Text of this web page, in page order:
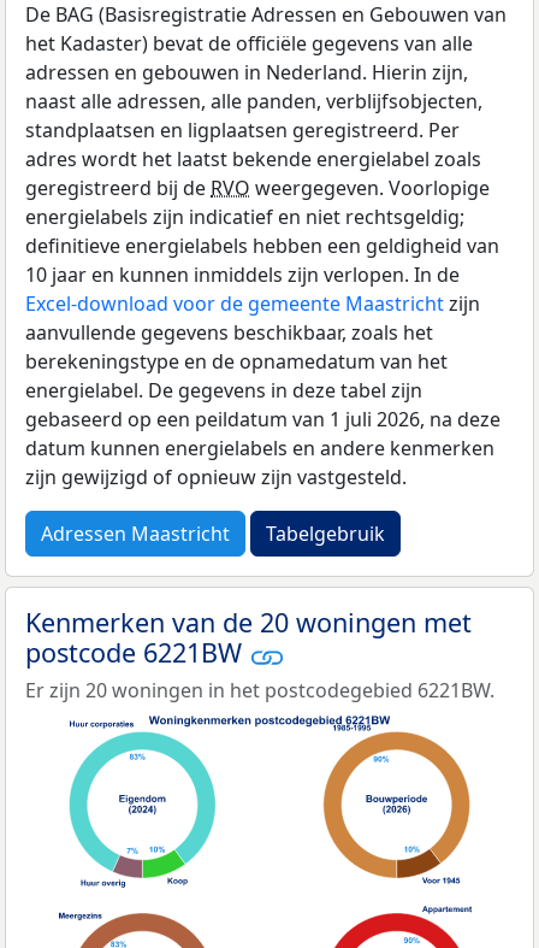
De BAG (Basisregistratie Adressen en Gebouwen van
het Kadaster) bevat de officiële gegevens van alle
adressen en gebouwen in Nederland. Hierin zijn,
naast alle adressen, alle panden, verblijfsobjecten,
standplaatsen en ligplaatsen geregistreerd. Per
adres wordt het laatst bekende energielabel zoals
geregistreerd bij de RVO weergegeven. Voorlopige
energielabels zijn indicatief en niet rechtsgeldig;
definitieve energielabels hebben een geldigheid van
10 jaar en kunnen inmiddels zijn verlopen. In de
Excel-download voor de gemeente Maastrichtzijn
aanvullende gegevens beschikbaar, zoals het
berekeningstype en de opnamedatum van het
energielabel. De gegevens in deze tabel zijn
gebaseerd op een peildatum van 1 juli 2026, na deze
datum kunnen energielabels en andere kenmerken
zijn gewijzigd of opnieuw zijn vastgesteld.
Adressen Maastricht Tabelgebruik
Kenmerken van de 20 woningen met
postcode 6221BW
Er zijn 20 woningen in het postcodegebied 6221BW.